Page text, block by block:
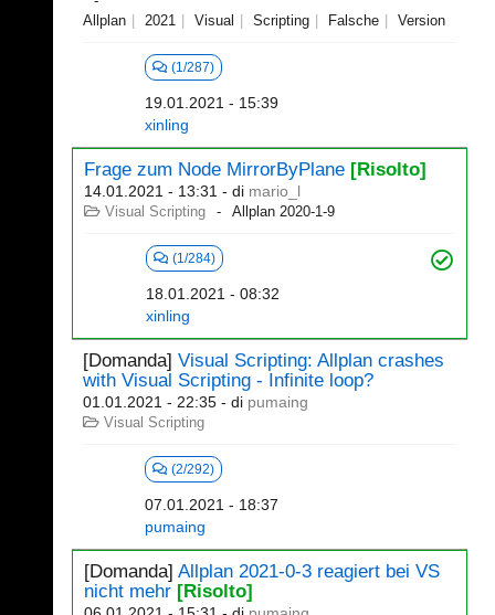
Allplan 2021 Visual Scripting Falsche Version
(1/287)
19.01.2021 - 15:39
xinling
Frage zum Node MirrorByPlane [Risolto]
14.01.2021 - 13:31 - di mario_l
Visual Scripting Allplan 2020-1-9
(1/284)
18.01.2021 - 08:32
xinling
[Domanda] Visual Scripting: Allplan crashes
with Visual Scripting - Infinite loop?
01.01.2021 - 22:35 - di pumaing
Visual Scripting
(2/292)
07.01.2021 - 18:37
pumaing
[Domanda] Allplan 2021-0-3 reagiert bei VS
nicht mehr [Risolto]